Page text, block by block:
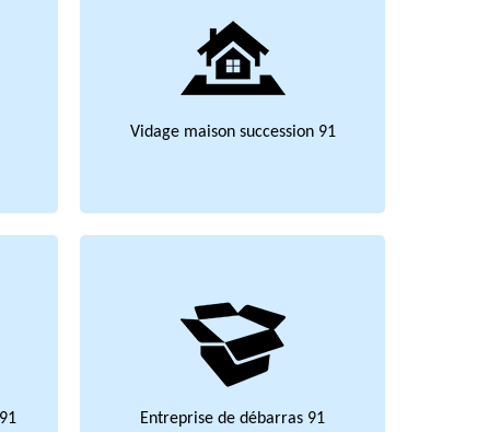
Vidage maison succession 91
Entreprise de débarras 91